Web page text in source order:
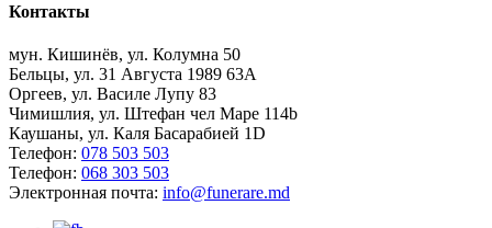
Контакты
мун. Кишинёв, ул. Колумна 50
Бельцы, ул. 31 Августа 1989 63А
Оргеев, ул. Василе Лупу 83
Чимишлия, ул. Штефан чел Маре 114b
Каушаны, ул. Каля Басарабией 1D
Телефон: 078 503 503
Телефон: 068 303 503
Электронная почта: info@funerare.md